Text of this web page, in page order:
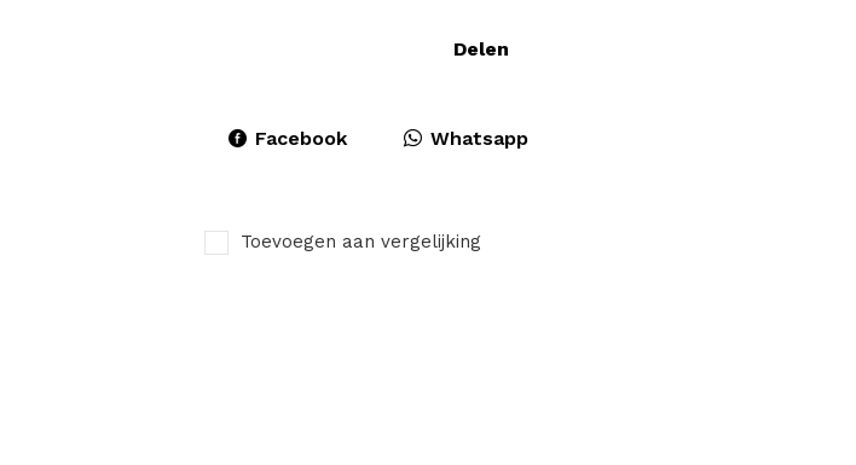
Delen
Facebook Whatsapp
Toevoegen aan vergelijking